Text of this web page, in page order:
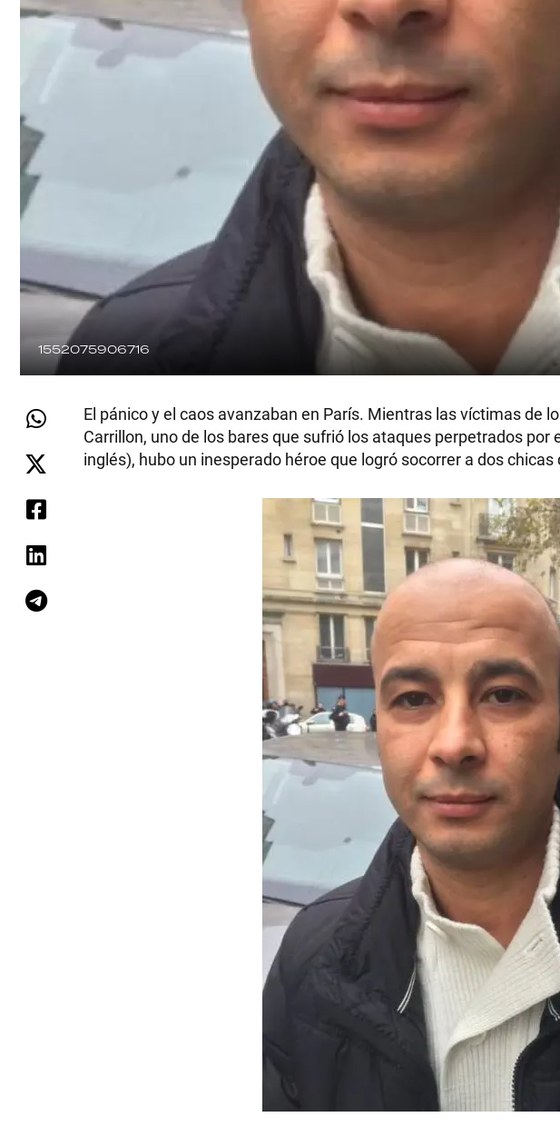
1552075906716
El pánico y el caos avanzaban en París. Mientras las víctimas de
Carrillon, uno de los bares que sufrió los ataques perpetrados por
inglés), hubo un inesperado héroe que logró socorrer a dos